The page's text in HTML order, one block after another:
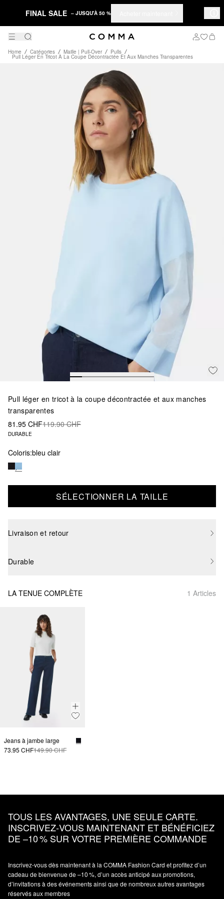
FINAL SALE – JUSQU'À 50 %
Home Catégories Maille | Pull-Over Pulls
Pull Léger En Tricot À La Coupe Décontractée Et Aux Manches Transparentes
Pull léger en tricot à la coupe décontractée et aux manches
transparentes
81.95 CHF119.90 CHF
DURABLE
Coloris:bleu clair
SÉLECTIONNER LA TAILLE
Livraison et retour
Durable
LA TENUE COMPLÈTE 1 Articles
Jeans à jambe large
73.95 CHF149.90 CHF
TOUS LES AVANTAGES, UNE SEULE CARTE.
INSCRIVEZ‑VOUS MAINTENANT ET BÉNÉFICIEZ
DE –10 % SUR VOTRE PREMIÈRE COMMANDE
Inscrivez‑vous dès maintenant à la COMMA Fashion Card et profitez d’un
cadeau de bienvenue de –10 %, d’un accès anticipé aux promotions,
d’invitations à des événements ainsi que de nombreux autres avantages
réservés aux membres